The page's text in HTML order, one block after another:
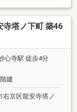
寺塔ノ下町 築46
心寺駅 徒歩4分
建
右京区龍安寺塔ノ